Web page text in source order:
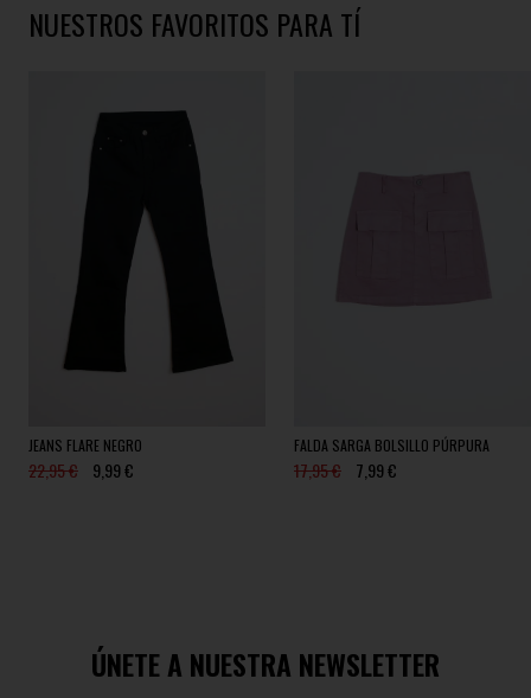
NUESTROS FAVORITOS PARA TÍ
JEANS FLARE NEGRO
22,95 € 9,99 €
FALDA SARGA BOLSILLO PÚRPURA
17,95 € 7,99 €
ÚNETE A NUESTRA NEWSLETTER